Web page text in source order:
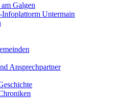
Galgen
Infoplattorm Untermain
Ansprechpartner